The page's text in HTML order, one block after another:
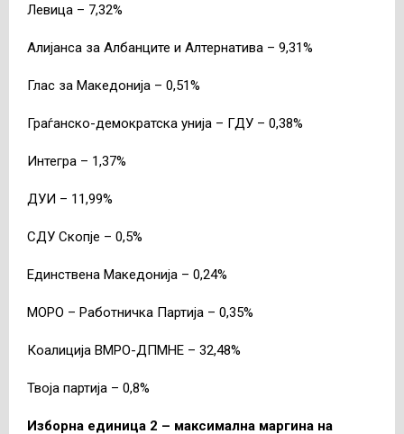
Левица – 7,32%
Алијанса за Албанците и Алтернатива – 9,31%
Глас за Македонија – 0,51%
Граѓанско-демократска унија – ГДУ – 0,38%
Интегра – 1,37%
ДУИ – 11,99%
СДУ Скопје – 0,5%
Единствена Македонија – 0,24%
МОРО – Работничка Партија – 0,35%
Коалиција ВМРО-ДПМНЕ – 32,48%
Твоја партија – 0,8%
Изборна единица 2 – максимална маргина на